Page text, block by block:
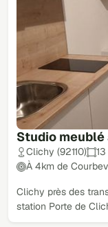
Studio meublé
Clichy (92110) 13
À 4km de
Clichy près des
station Porte de